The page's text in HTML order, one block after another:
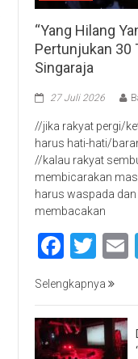
“Yang Hilang
Pertunjukan 30
Singaraja
27 Juli 2026
//jika rakyat pergi/
harus hati-hati/
//kalau rakyat
membicarakan
harus waspada
membacakan
Selengkapnya